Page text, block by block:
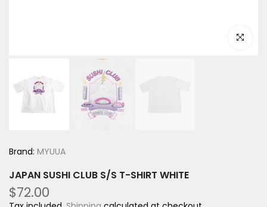
Click to
Brand: MYUUA
JAPAN SUSHI CLUB S/S T-SHIRT WHITE
$72.00